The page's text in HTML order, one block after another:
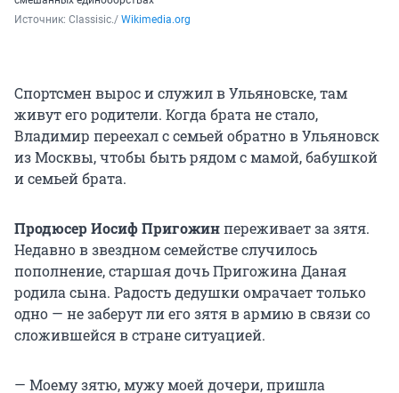
Источник: Classisic./ Wikimedia.org
Спортсмен вырос и служил в Ульяновске, там
живут его родители. Когда брата не стало,
Владимир переехал с семьей обратно в Ульяновск
из Москвы, чтобы быть рядом с мамой, бабушкой
и семьей брата.
Продюсер Иосиф Пригожинпереживает за зятя.
Недавно в звездном семействе случилось
пополнение, старшая дочь Пригожина Даная
родила сына. Радость дедушки омрачает только
одно — не заберут ли его зятя в армию в связи со
сложившейся в стране ситуацией.
— Моему зятю, мужу моей дочери, пришла